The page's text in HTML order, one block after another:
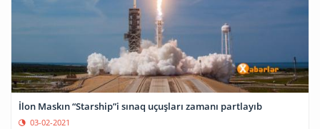
İlon Maskın “Starship”i sınaq uçuşları zamanı partlayıb
03-02-2021